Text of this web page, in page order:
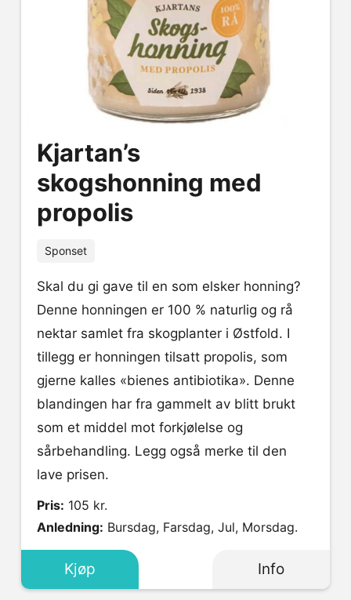
Kjartan’s
skogshonning med
propolis
Sponset
Skal du gi gave til en som elsker honning?
Denne honningen er 100 % naturlig og rå
nektar samlet fra skogplanter i Østfold. I
tillegg er honningen tilsatt propolis, som
gjerne kalles «bienes antibiotika». Denne
blandingen har fra gammelt av blitt brukt
som et middel mot forkjølelse og
sårbehandling. Legg også merke til den
lave prisen.
Pris: 105 kr.
Anledning: Bursdag, Farsdag, Jul, Morsdag.
Info
Kjøp